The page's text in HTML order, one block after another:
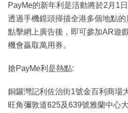
PayMe的新年利是活動將於2月1
透過手機鏡頭掃描全港多個地點
點擊網上廣告後，即可參加AR遊
機會贏取萬用券。
搶PayMe利是熱點:
銅鑼灣記利佐治街1號金百利商場
旺角彌敦道625及639號雅蘭中心